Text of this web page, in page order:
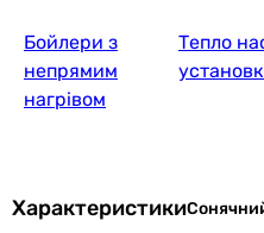
Бойлери з
непрямим
нагрівом
Тепло
Характеристики